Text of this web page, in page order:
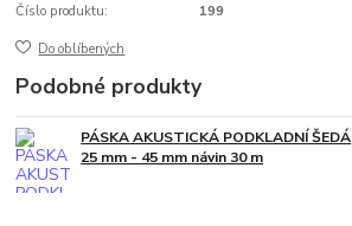
Číslo produktu: 199
Do oblíbených
Podobné produkty
PÁSKA AKUSTICKÁ PODKLADNÍ ŠEDÁ
25 mm - 45 mm návin 30 m